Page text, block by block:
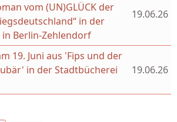
vom (UN)GLÜCK der
in der
Berlin-Zehlendorf
19.06.26
19. Juni aus 'Fips und der
in der Stadtbücherei
19.06.26